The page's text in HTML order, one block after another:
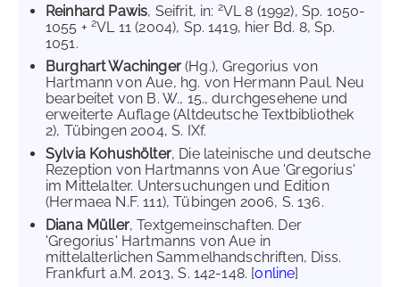
Reinhard Pawis, Seifrit, in: 2VL 8 (1992), Sp. 1050-
1055 +2VL 11 (2004), Sp. 1419, hier Bd. 8, Sp.
1051.
Burghart Wachinger(Hg.), Gregorius von
Hartmann von Aue, hg. von Hermann Paul. Neu
bearbeitet von B. W., 15., durchgesehene und
erweiterte Auflage (Altdeutsche Textbibliothek
2), Tübingen 2004, S. IXf.
Sylvia Kohushölter, Die lateinische und deutsche
Rezeption von Hartmanns von Aue 'Gregorius'
im Mittelalter. Untersuchungen und Edition
(Hermaea N.F. 111), Tübingen 2006, S. 136.
Diana Müller, Textgemeinschaften. Der
'Gregorius' Hartmanns von Aue in
mittelalterlichen Sammelhandschriften, Diss.
Frankfurt a.M. 2013, S. 142-148. [online]